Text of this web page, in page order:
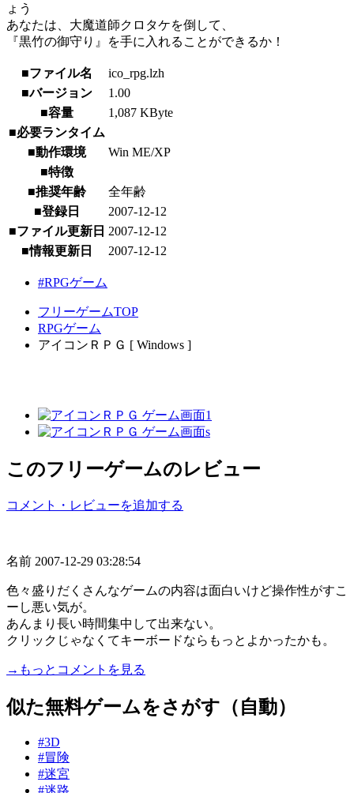
ょう
あなたは、大魔道師クロタケを倒して、
『黒竹の御守り』を手に入れることができるか！
■ファイル名
ico_rpg.lzh
■バージョン
1.00
■容量
1,087 KByte
■必要ランタイム
■動作環境
Win ME/XP
■特徴
■推奨年齢
全年齢
■登録日
2007-12-12
■ファイル更新日 2007-12-12
■情報更新日
2007-12-12
#RPGゲーム
フリーゲームTOP
RPGゲーム
アイコンＲＰＧ [ Windows ]
このフリーゲームのレビュー
コメント・レビューを追加する
名前 2007-12-29 03:28:54
色々盛りだくさんなゲームの内容は面白いけど操作性がすこ
ーし悪い気が。
あんまり長い時間集中して出来ない。
クリックじゃなくてキーボードならもっとよかったかも。
→もっとコメントを見る
似た無料ゲームをさがす（自動）
#3D
#冒険
#迷宮
#迷路